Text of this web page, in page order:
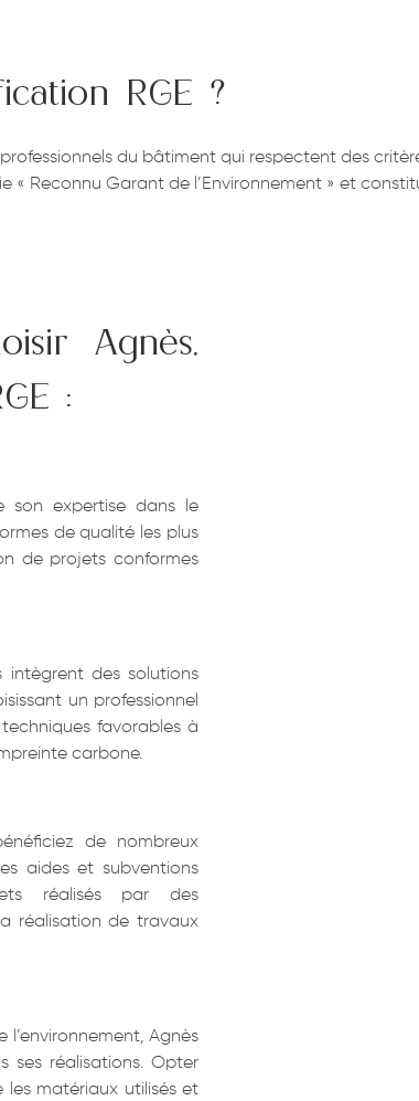
RGE ?
du bâtiment qui respectent des
« Reconnu Garant de l’Environnement » et
Agnès,
:
son expertise dans le
de qualité les plus
de projets conformes
intègrent des solutions
un professionnel
favorables à
carbone.
de nombreux
aides et subventions
réalisés par des
réalisation de travaux
Agnès
ses réalisations. Opter
les matériaux utilisés et